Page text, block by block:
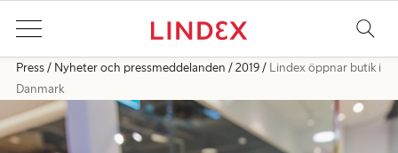
Press Nyheter och pressmeddelanden 2019
Lindex öppnar butik i
Danmark